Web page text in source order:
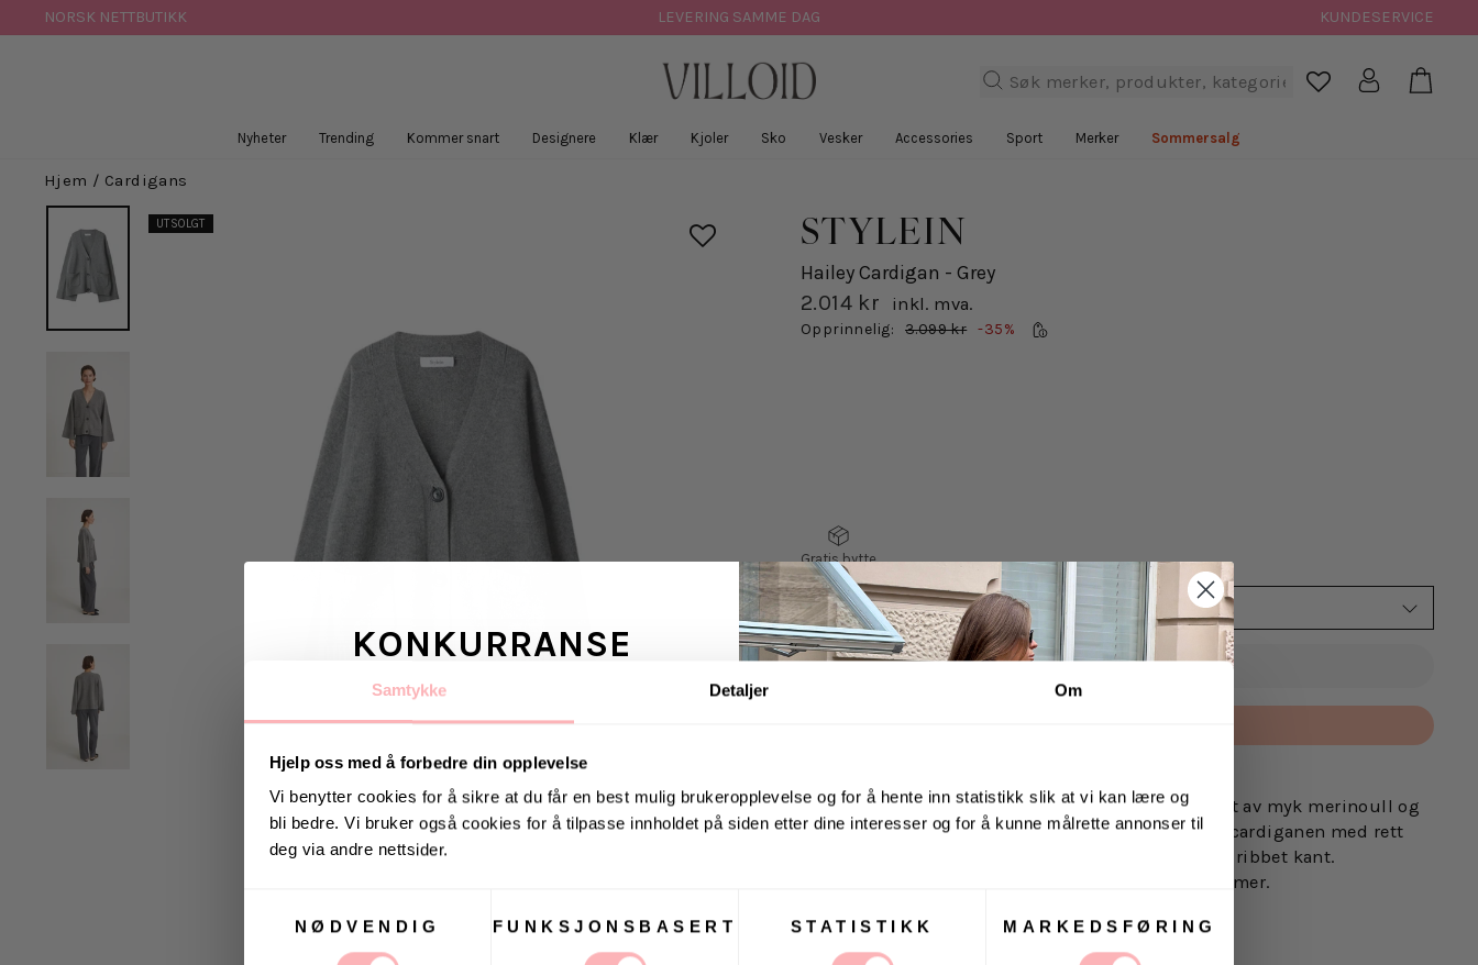
Samtykke Detaljer Om
Hjelp oss med å forbedre din opplevelse
Vi benytter cookies for å sikre at du får en best mulig brukeropplevelse og for å hente inn statistikk slik at vi kan lære og
bli bedre. Vi bruker også cookies for å tilpasse innholdet på siden etter dine interesser og for å kunne målrette annonser til
deg via andre nettsider.
NØDVENDIG
FUNKSJONSBASERT STATISTIKK MARKEDSFØRING
til
NORSK NETTBUTIKK LEVERING SAMME DAG KUNDESERVICE
Søk  Logg inn
Nyheter Trending Kommer snart Designere Klær Kjoler Sko Vesker Accessories Sport Merker Sommersalg
Hjem / Cardigans
UTSOLGT STYLEIN
Hailey Cardigan - Grey
2.014 kr inkl. mva.
Opprinnelig: 3.099 kr
Salgspris -35%
Gratis bytte
VELG STØRRELSE
UTSOLGT
Hailey Cardigan fra Stylein.Hailey Cardigan er laget av myk merinoull og
tilbyr en avslappet, men raffinert look. Denne løse cardiganen med rett
passform har en dyp V-hals, vide ermer og en bred ribbet kant.
Cardiganen har tre-knapps lukking og to frontlommer.
Modellen er 181 cm og har på seg str. S
KONKURRANSE
Vinn valgfrie jeans fra Jeanerica
til deg og en venn <3
Vinneren annonseres 9. august via Instagram